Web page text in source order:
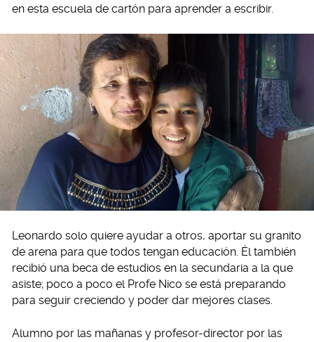
en esta escuela de cartón para aprender a escribir.
Leonardo solo quiere ayudar a otros, aportar su granito
de arena para que todos tengan educación. Él también
recibió una beca de estudios en la secundaria a la que
asiste; poco a poco el Profe Nico se está preparando
para seguir creciendo y poder dar mejores clases.
Alumno por las mañanas y profesor-director por las